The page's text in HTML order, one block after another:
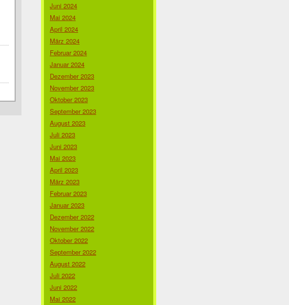
Juni 2024
Mai 2024
April 2024
März 2024
Februar 2024
Januar 2024
Dezember 2023
November 2023
Oktober 2023
September 2023
August 2023
Juli 2023
Juni 2023
Mai 2023
April 2023
März 2023
Februar 2023
Januar 2023
Dezember 2022
November 2022
Oktober 2022
September 2022
August 2022
Juli 2022
Juni 2022
Mai 2022